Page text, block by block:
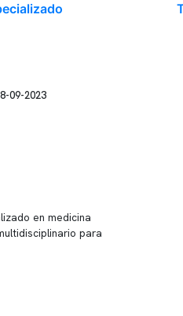
09-2023
en medicina
para